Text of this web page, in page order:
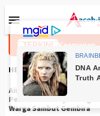
ke
kontenMobile
TERKINI
Jaga Keamanan
HEADLINES
Air Sumur Bor Masjid Aur
Pelumat Akhirnya Mengalir,
Warga Sambut Gembira